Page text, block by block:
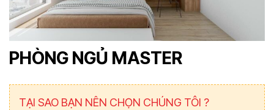
PHÒNG NGỦ MASTER
TẠI SAO BẠN NÊN CHỌN CHÚNG TÔI ?